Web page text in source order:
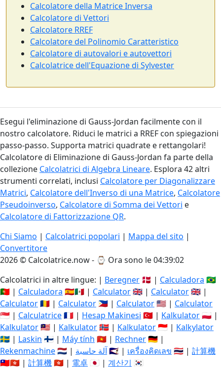
Calcolatore della Matrice Inversa
Calcolatore di Vettori
Calcolatore RREF
Calcolatore del Polinomio Caratteristico
Calcolatore di autovalori e autovettori
Calcolatrice dell'Equazione di Sylvester
Esegui l'eliminazione di Gauss-Jordan facilmente con il
nostro calcolatore. Riduci le matrici a RREF con spiegazioni
passo-passo. Supporta matrici quadrate e rettangolari!
Calcolatore di Eliminazione di Gauss-Jordan fa parte della
collezione Calcolatrici di Algebra Lineare. Esplora 42 altri
strumenti correlati, inclusi Calcolatore per Diagonalizzare
Matrici, Calcolatore dell'Inverso di una Matrice, Calcolatore
Pseudoinverso, Calcolatore di Somma dei Vettori e
Calcolatore di Fattorizzazione QR.
Chi Siamo | Calcolatrici popolari | Mappa del sito |
Convertitore
2026 © Calcolatrice.now - ⌚ Ora sono le 04:39:02
Calcolatrici in altre lingue: | Beregner 🇩🇰 | Calculadora 🇧🇷
🇵🇹 | Calculadora 🇪🇸🇲🇽 | Calculator🇬🇧 | Calculator🇬🇧 |
Calculator🇷🇴 | Calculator 🇵🇭 | Calculator🇺🇸 | Calculator
🇸🇬 | Calculatrice🇫🇷 | Hesap Makinesi 🇹🇷 | Kalkulator🇵🇱 |
Kalkulator🇲🇾 | Kalkulator🇳🇴 | Kalkulator🇮🇩 | Kalkylator
🇸🇪 | Laskin 🇫🇮 | Máy tính 🇻🇳 | Rechner🇩🇪 |
Rekenmachine🇳🇱 | آلة حاسبة🇸🇦 | เครื่องคิดเลข 🇹🇭 | 計算機
🇹🇼🇭🇰 | 計算機🇭🇰 | 電卓 🇯🇵 | 계산기 🇰🇷